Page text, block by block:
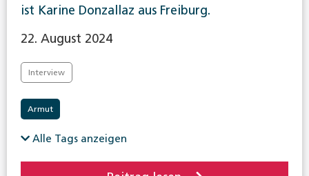
ist Karine Donzallaz aus Freiburg.
22. August 2024
Interview
Armut
Alle Tags anzeigen